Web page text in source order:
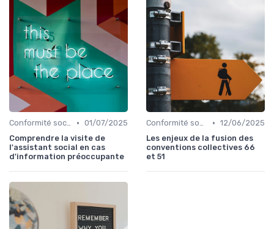
Conformité sociale & droit du travail • 01/07/2025
Comprendre la visite de
l'assistant social en cas
d'information préoccupante
Conformité sociale & droit du travail • 12/06/2025
Les enjeux de la fusion des
conventions collectives 66
et 51